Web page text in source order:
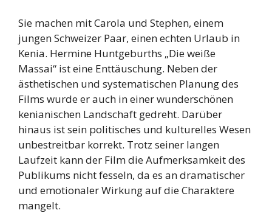
Sie machen mit Carola und Stephen, einem
jungen Schweizer Paar, einen echten Urlaub in
Kenia. Hermine Huntgeburths „Die weiße
Massai“ ist eine Enttäuschung. Neben der
ästhetischen und systematischen Planung des
Films wurde er auch in einer wunderschönen
kenianischen Landschaft gedreht. Darüber
hinaus ist sein politisches und kulturelles Wesen
unbestreitbar korrekt. Trotz seiner langen
Laufzeit kann der Film die Aufmerksamkeit des
Publikums nicht fesseln, da es an dramatischer
und emotionaler Wirkung auf die Charaktere
mangelt.